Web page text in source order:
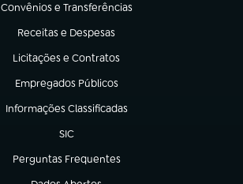
Convênios e Transferências
(abre em nova aba)
Receitas e Despesas
(abre em nova aba)
Licitações e Contratos
(abre em nova aba)
Empregados Públicos
(abre em nova aba)
Informações Classificadas
(abre em nova aba)
SIC
(abre em nova aba)
Perguntas Frequentes
(abre em nova aba)